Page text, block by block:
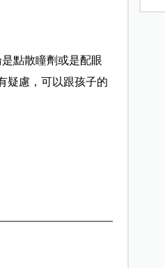
點散瞳劑或是配眼
疑慮，可以跟孩子的